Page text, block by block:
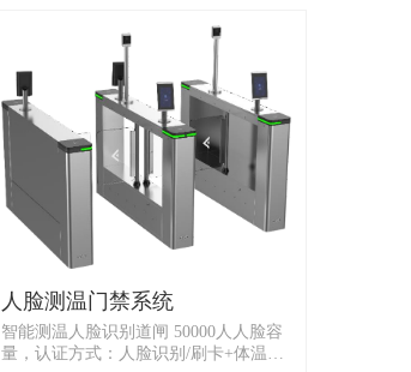
人脸测温门禁系统
智能测温人脸识别道闸 50000人人脸容
量，认证方式：人脸识别/刷卡+体温测